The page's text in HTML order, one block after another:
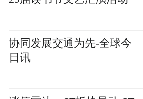
协同发展交通为先-全球今
日讯